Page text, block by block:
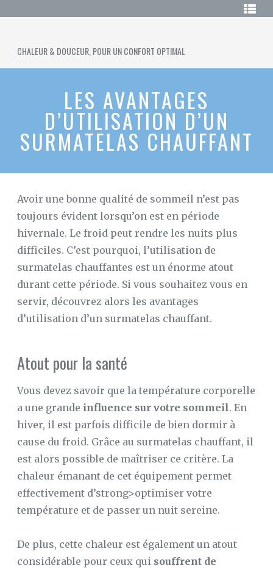
SURMATELAS
CHAUFFANT
CHALEUR & DOUCEUR, POUR UN CONFORT OPTIMAL
LE
CHAUFFANT
SURMATELAS
SURMATELAS
120×190
EN
SURMATELAS
EN
LAINE
LE
SURMATELAS
DUVET
SUR
MATELAS
À
MEMOIRE
LE
SOMMEIL
CONFORT
AU
LIT
CONFORT
MAISON
LE
SOMMEIL
LES AVANTAGES
D’UTILISATION D’UN
SURMATELAS CHAUFFANT
Avoir une bonne qualité de sommeil n’est pas
toujours évident lorsqu’on est en période
hivernale. Le froid peut rendre les nuits plus
difficiles. C’est pourquoi, l’utilisation de
surmatelas chauffantes est un énorme atout
durant cette période. Si vous souhaitez vous en
servir, découvrez alors les avantages
d’utilisation d’un surmatelas chauffant.
Atout pour la santé
Vous devez savoir que la température corporelle
a une grande influence sur votre sommeil. En
hiver, il est parfois difficile de bien dormir à
cause du froid. Grâce au surmatelas chauffant, il
est alors possible de maîtriser ce critère. La
chaleur émanant de cet équipement permet
effectivement d’strong>optimiser votre
température et de passer un nuit sereine.
De plus, cette chaleur est également un atout
considérable pour ceux qui souffrent de